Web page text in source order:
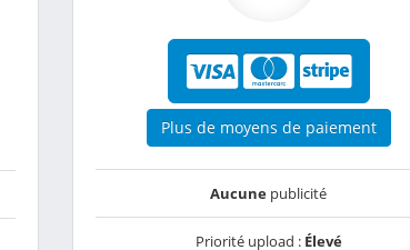
Plus de moyens de paiement
Aucune publicité
Priorité upload : Élevé